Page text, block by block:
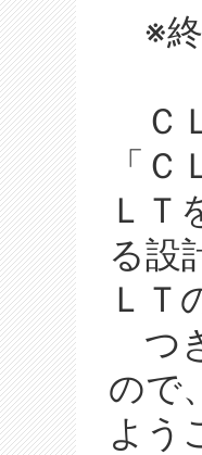
※終
Ｃ
「
ＬＴ
る設
ＬＴ
つ
ので
よう